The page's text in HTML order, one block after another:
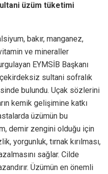
üzüm tüketimi
bakır, manganez,
ve mineraller
EYMSİB Başkanı
sultani sofralık
bulundu. Uçak sözlerini
kemik gelişimine katkı
üzümün bu
demir zengini olduğu için
yorgunluk, tırnak kırılması,
sağlar. Cilde
Üzümün en önemli